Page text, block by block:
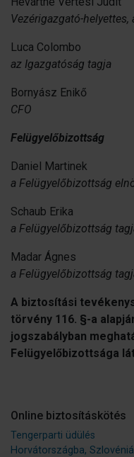
Vezérigazgató-
Luca Colombo
az Igazgatóság tagja
Bornyász Enikő
CFO
Felügyelőbizottság
Daniel Martinek
a Felügyelőbizottság
Schaub Erika
a Felügyelőbizottság
Madar Ágnes
a Felügyelőbizottság
A biztosítási
törvény 116. §-a
jogszabályban
Felügyelőbizottsága
Online biztosításkötés
Tengerparti üdülés
Horvátországba,